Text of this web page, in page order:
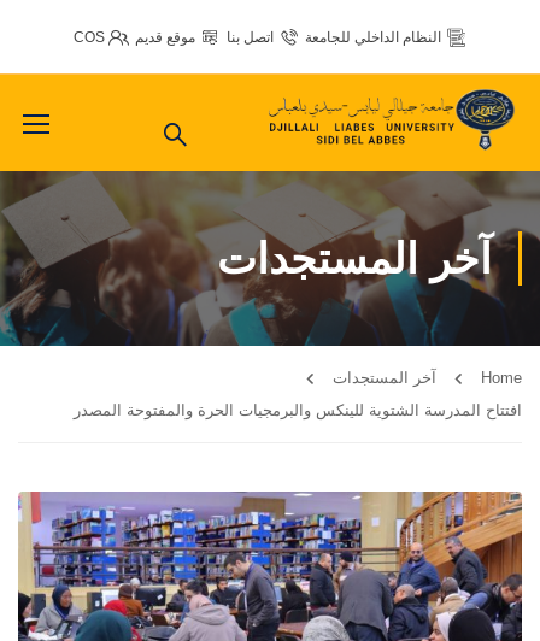
النظام الداخلي للجامعة اتصل بنا موقع قديم COS
آخر المستجدات
Home
آخر المستجدات
افتتاح المدرسة الشتوية للينكس والبرمجيات الحرة والمفتوحة المصدر